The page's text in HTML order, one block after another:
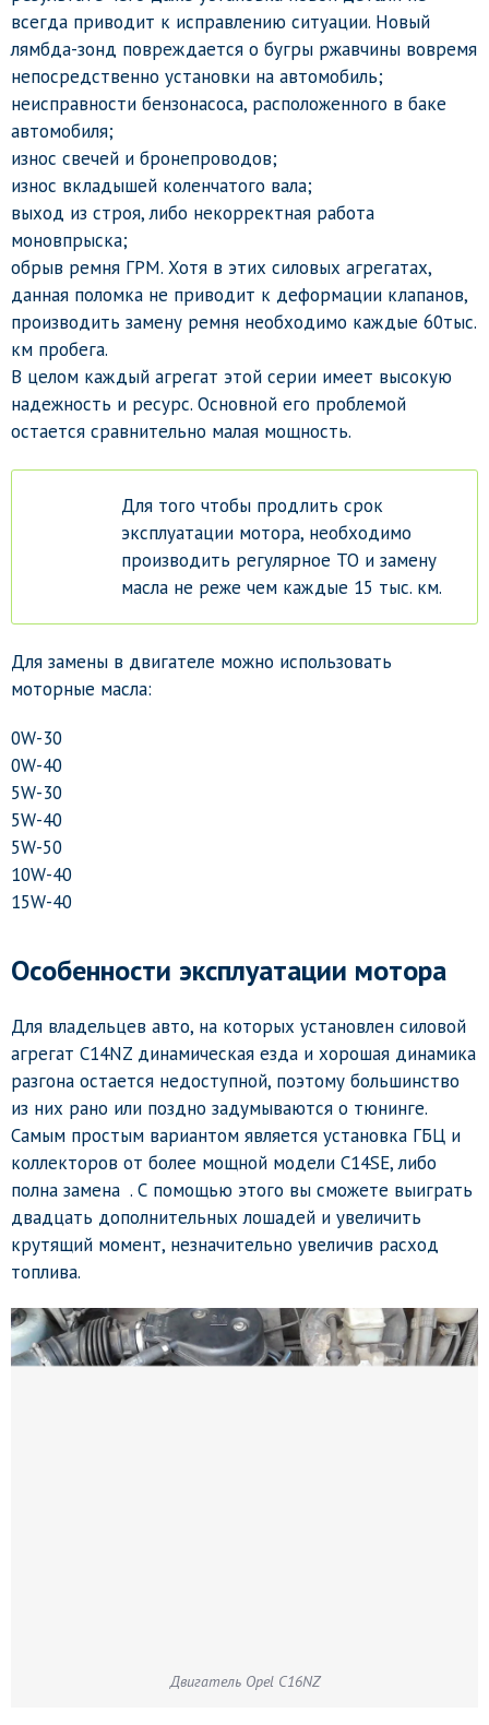
всегда приводит к исправлению ситуации. Новый
лямбда-зонд повреждается о бугры ржавчины вовремя
непосредственно установки на автомобиль;
неисправности бензонасоса, расположенного в баке
автомобиля;
износ свечей и бронепроводов;
износ вкладышей коленчатого вала;
выход из строя, либо некорректная работа
моновпрыска;
обрыв ремня ГРМ. Хотя в этих силовых агрегатах,
данная поломка не приводит к деформации клапанов,
производить замену ремня необходимо каждые 60тыс.
км пробега.
В целом каждый агрегат этой серии имеет высокую
надежность и ресурс. Основной его проблемой
остается сравнительно малая мощность.
Для того чтобы продлить срок
эксплуатации мотора, необходимо
производить регулярное ТО и замену
масла не реже чем каждые 15 тыс. км.
Для замены в двигателе можно использовать
моторные масла:
0W-30
0W-40
5W-30
5W-40
5W-50
10W-40
15W-40
Особенности эксплуатации мотора
Для владельцев авто, на которых установлен силовой
агрегат C14NZ динамическая езда и хорошая динамика
разгона остается недоступной, поэтому большинство
из них рано или поздно задумываются о тюнинге.
Самым простым вариантом является установка ГБЦ и
коллекторов от более мощной модели C14SE, либо
полна замена . С помощью этого вы сможете выиграть
двадцать дополнительных лошадей и увеличить
крутящий момент, незначительно увеличив расход
топлива.
Двигатель Opel C16NZ